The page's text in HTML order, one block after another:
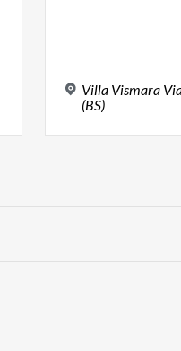
Villa Vismara
(BS)